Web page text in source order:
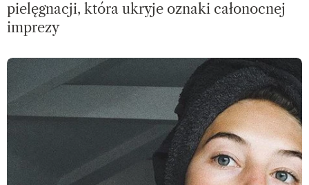
pielęgnacji, która ukryje oznaki całonocnej
imprezy